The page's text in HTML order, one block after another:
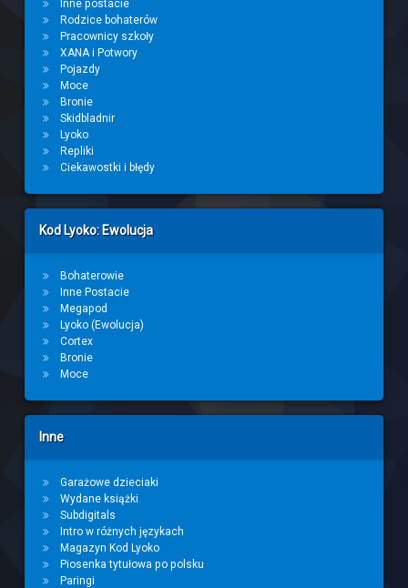
Inne postacie
Rodzice bohaterów
Pracownicy szkoły
XANA i Potwory
Pojazdy
Moce
Bronie
Skidbladnir
Lyoko
Repliki
Ciekawostki i błędy
Kod Lyoko: Ewolucja
Bohaterowie
Inne Postacie
Megapod
Lyoko (Ewolucja)
Cortex
Bronie
Moce
Inne
Garażowe dzieciaki
Wydane książki
Subdigitals
Intro w różnych językach
Magazyn Kod Lyoko
Piosenka tytułowa po polsku
Paringi